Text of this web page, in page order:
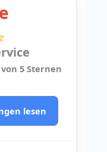
e
von 5 Sternen
lesen